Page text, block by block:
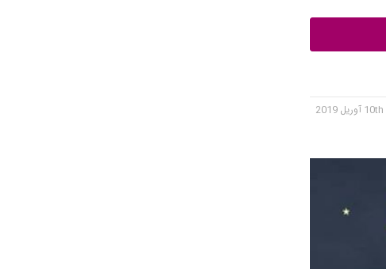
10th آوریل 2019